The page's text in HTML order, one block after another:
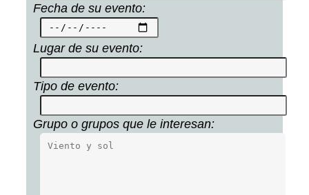
Fecha de su evento:
Lugar de su evento:
Tipo de evento:
Grupo o grupos que le interesan: